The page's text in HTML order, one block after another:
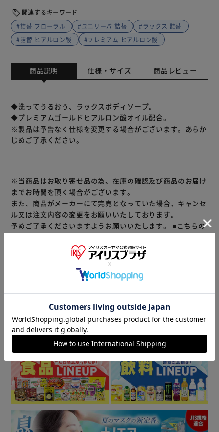
関連するキーワード
#詰替 フローラル
#ユニリーバ 詰替
#ラックス 詰替
#詰替 ヒアルロン酸
#プレミアム ヒアルロン酸
商品説明 仕様・サイズ 商品レビュー
◆洗ってうるおう、ラックスボディソープ。
◆プレミアムゴールドヒアルロン酸オイル配合。
※製品は予告なく仕様を変更する場合がございます。あらか
じめご了承ください。
※当商品はお取り寄せ品の為、在庫の確認及び商品のお届け
までお時間を頂く場合がございます。
また、商品がメーカーにて完売となっていた場合、キャンセ
ル又は注文内容の変更をお願いいたしております。
予めご了承くださいますようお願いいたします。 ■こちらの
数量限定商品はご注文が完了しても完売になる場合がござい
ます。ご注文をいただいた後にお断りさせていただく場合が
ございますのでなにとぞご了承ください。
商品情報
▼ 食品・飲料おすすめ ▼